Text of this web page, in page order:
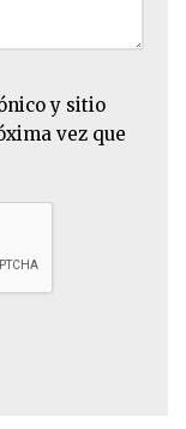
y sitio
vez que